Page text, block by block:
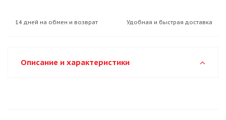
14 дней на обмен и возврат Удобная и быстрая доставка
Описание и характеристики